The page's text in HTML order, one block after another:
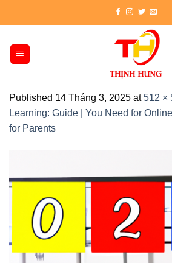
Published 14 Tháng 3, 2025 at512 ×
Learning: Guide | You Need for
for Parents